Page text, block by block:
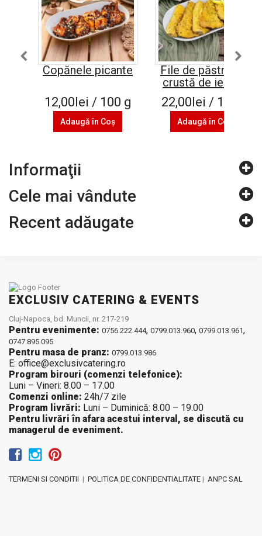
Copănele picante
12,00lei / 100 g
Adaugă în Coş
File de păstrăv în
crustă de ierburi
22,00lei / 100 g
Adaugă în Coş
Informaţii
Cele mai vândute
Recent adăugate
EXCLUSIV CATERING & EVENTS
Cluj-Napoca, bd. Muncii, nr. 217-219
Pentru evenimente: 0756.222.444, 0799.013.960, 0799.013.961,
0747.895.095
Pentru masa de pranz: 0799.013.986
E: office@exclusivcatering.ro
Program birouri (comenzi telefonice):
Luni – Vineri: 8.00 – 17.00
Comenzi online: 24h/7 zile
Program livrări: Luni – Duminică: 8.00 – 19.00
Pentru livrări în afara acestui interval, se discută cu
managerul de eveniment.
TERMENI SI CONDITII | POLITICA DE CONFIDENTIALITATE | ANPC SAL